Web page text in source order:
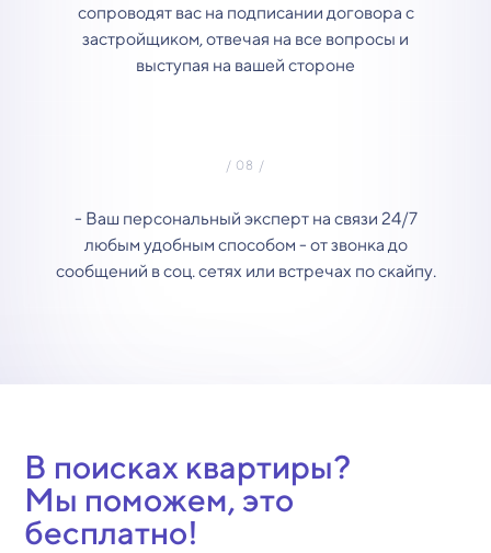
сопроводят вас на подписании договора с
застройщиком, отвечая на все вопросы и
выступая на вашей стороне
- Ваш персональный эксперт на связи 24/7
любым удобным способом - от звонка до
сообщений в соц. сетях или встречах по скайпу.
В поисках квартиры?
Мы поможем, это
бесплатно!